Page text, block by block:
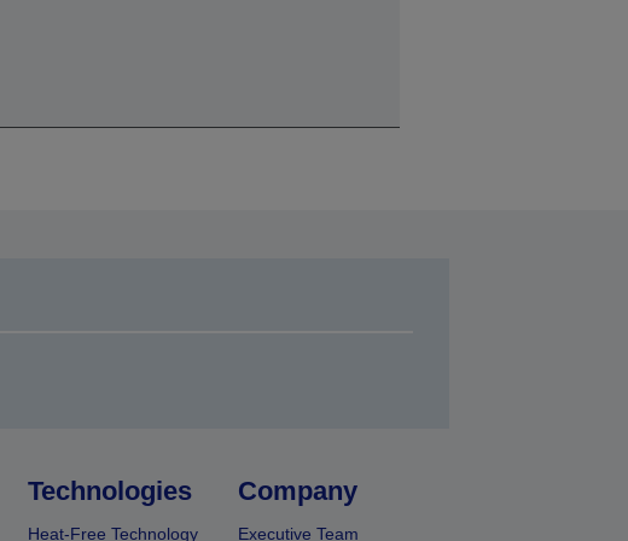
Technologies
Heat-Free Technology
Company
Executive Team